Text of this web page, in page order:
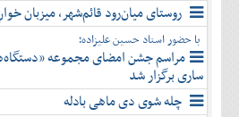
روستای میان‌رود قائم‌شهر، میزبان
با حضور استاد حسین علیزاده؛
مراسم جشن امضای مجموعه
ساری برگزار شد
چله شوی دی ماهی بادله